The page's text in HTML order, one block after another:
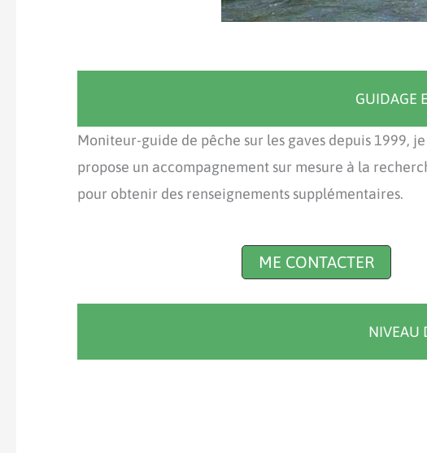
GUIDAGE
Moniteur-guide de pêche sur les gaves depuis 1999,
propose un accompagnement sur mesure à la
pour obtenir des renseignements supplémentaires.
ME CONTACTER
NIVEAU